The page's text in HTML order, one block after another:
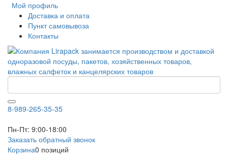
Мой профиль
Доставка и оплата
Пункт самовывоза
Контакты
8-989-265-35-35
Пн-Пт: 9:00-18:00
Заказать обратный звонок
Корзина0 позиций